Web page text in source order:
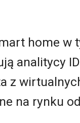
home w
analitycy
z
na rynku